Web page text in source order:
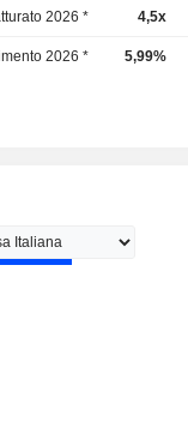
2026 * 4,5x
2026 * 5,99%